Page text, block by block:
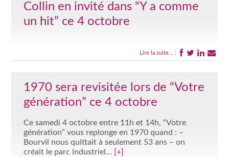
Collin en invité dans “Y a comme
un hit” ce 4 octobre
Lire la suite...
1970 sera revisitée lors de “Votre
génération” ce 4 octobre
Ce samedi 4 octobre entre 11h et 14h, “Votre
génération” vous replonge en 1970 quand : –
Bourvil nous quittait à seulement 53 ans – on
créait le parc industriel… [+]